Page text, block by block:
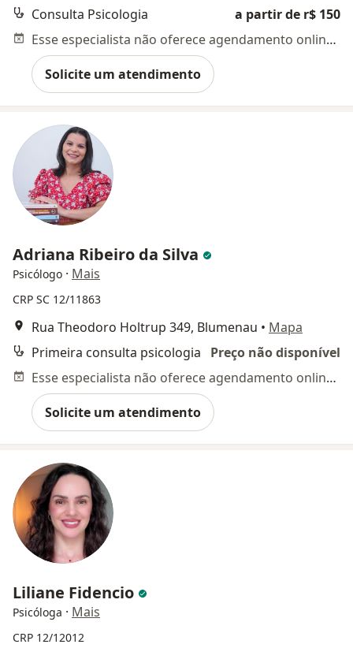
Consulta Psicologia
a partir de r$ 150
Esse especialista não oferece agendamento online para esse endereço.
Solicite um atendimento
Adriana Ribeiro da Silva
Psicólogo · Mais
CRP SC 12/11863
Rua Theodoro Holtrup 349, Blumenau • Mapa
Primeira consulta psicologia
Preço não disponível
Esse especialista não oferece agendamento online para esse endereço.
Solicite um atendimento
Liliane Fidencio
Psicóloga · Mais
CRP 12/12012